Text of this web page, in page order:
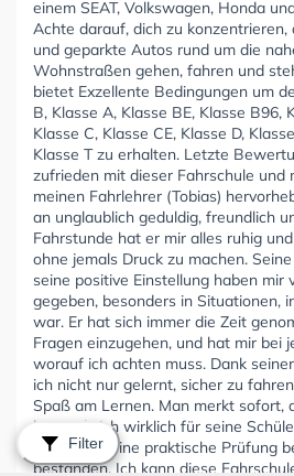
Filter
einem SEAT, Volkswagen, Honda
Achte darauf, dich zu konzentrieren,
und geparkte Autos rund um die
Wohnstraßen gehen, fahren und
bietet Exzellente Bedingungen um
B, Klasse A, Klasse BE, Klasse B96,
Klasse C, Klasse CE, Klasse D,
Klasse T zu erhalten. Letzte
zufrieden mit dieser Fahrschule und
meinen Fahrlehrer (Tobias)
an unglaublich geduldig, freundlich
Fahrstunde hat er mir alles ruhig
ohne jemals Druck zu machen.
seine positive Einstellung haben mir
gegeben, besonders in Situationen,
war. Er hat sich immer die Zeit
Fragen einzugehen, und hat mir bei
worauf ich achten muss. Dank
ich nicht nur gelernt, sicher zu
Spaß am Lernen. Man merkt sofort,
hat und sich wirklich für seine
habe ich meine praktische Prüfung
bestanden. Ich kann diese